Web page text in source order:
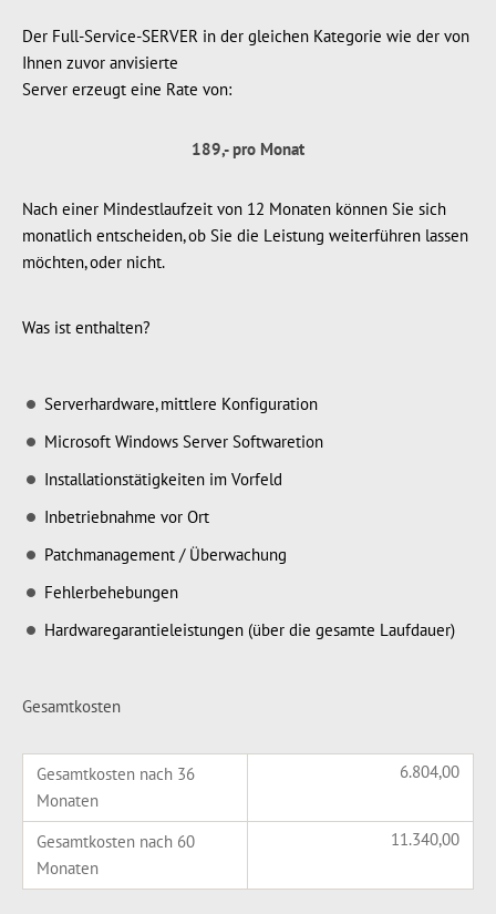
Der Full-Service-SERVER in der gleichen Kategorie wie der von
Ihnen zuvor anvisierte
Server erzeugt eine Rate von:
189,- pro Monat
Nach einer Mindestlaufzeit von 12 Monaten können Sie sich
monatlich entscheiden, ob Sie die Leistung weiterführen lassen
möchten, oder nicht.
Was ist enthalten?
Serverhardware, mittlere Konfiguration
Microsoft Windows Server Softwaretion
Installationstätigkeiten im Vorfeld
Inbetriebnahme vor Ort
Patchmanagement / Überwachung
Fehlerbehebungen
Hardwaregarantieleistungen (über die gesamte Laufdauer)
Gesamtkosten
Gesamtkosten nach 36
Monaten
6.804,00
Gesamtkosten nach 60
Monaten
11.340,00